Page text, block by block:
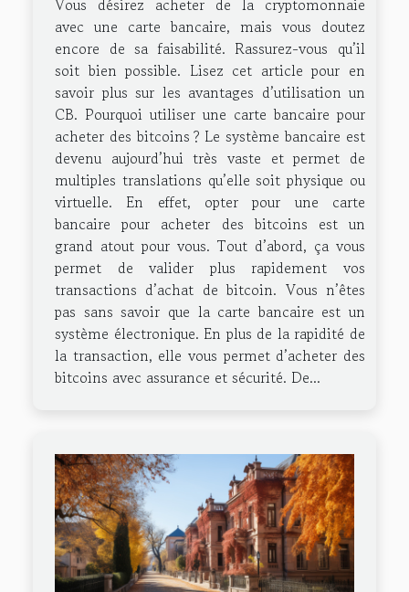
Vous désirez acheter de la cryptomonnaie
avec une carte bancaire, mais vous doutez
encore de sa faisabilité. Rassurez-vous qu’il
soit bien possible. Lisez cet article pour en
savoir plus sur les avantages d’utilisation un
CB. Pourquoi utiliser une carte bancaire pour
acheter des bitcoins ? Le système bancaire est
devenu aujourd’hui très vaste et permet de
multiples translations qu’elle soit physique ou
virtuelle. En effet, opter pour une carte
bancaire pour acheter des bitcoins est un
grand atout pour vous. Tout d’abord, ça vous
permet de valider plus rapidement vos
transactions d’achat de bitcoin. Vous n’êtes
pas sans savoir que la carte bancaire est un
système électronique. En plus de la rapidité de
la transaction, elle vous permet d’acheter des
bitcoins avec assurance et sécurité. De...